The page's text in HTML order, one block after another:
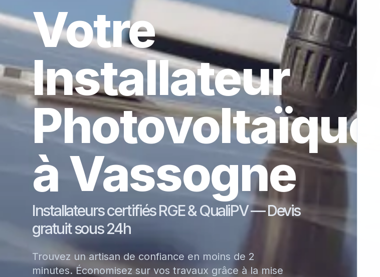
Votre
Installateur
Photovoltaïque
à Vassogne
Installateurs certifiés RGE & QualiPV — Devis
gratuit sous 24h
Trouvez un artisan de confiance en moins de 2
minutes. Économisez sur vos travaux grâce à la mise